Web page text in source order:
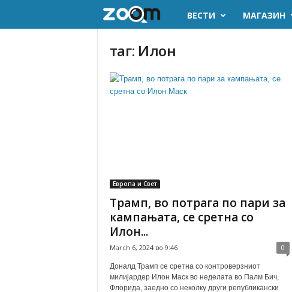
m
ВЕСТИ МАГАЗИН
таг: Илон
Европа и Свет
Трамп, во потрага по пари за
кампањата, се сретна со
Илон...
March 6, 2024 во 9:46 0
Доналд Трамп се сретна со контроверзниот
милијардер Илон Маск во неделата во Палм Бич,
Флорида, заедно со неколку други републикански